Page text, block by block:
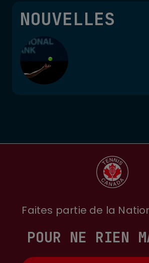
NOUVELLES
Faites partie de la
POUR NE RIEN